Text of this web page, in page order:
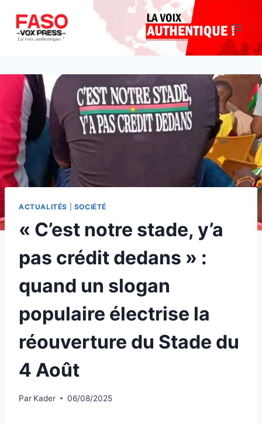
contenu
ACTUALITÉS SOCIÉTÉ
« C’est notre stade, y’a
pas crédit dedans » :
quand un slogan
populaire électrise la
réouverture du Stade du
4 Août
Par Kader 06/08/2025